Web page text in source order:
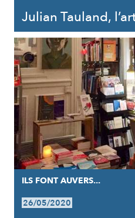
Julian Tauland,
ILS FONT AUVERS...
26/05/2020